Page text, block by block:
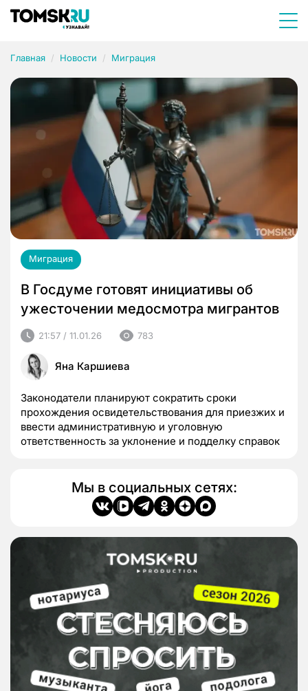
Главная Новости Миграция
Миграция
В Госдуме готовят инициативы об
ужесточении медосмотра мигрантов
21:57 / 11.01.26 783
Яна Каршиева
Законодатели планируют сократить сроки
прохождения освидетельствования для приезжих и
ввести административную и уголовную
ответственность за уклонение и подделку справок
Мы в социальных сетях: